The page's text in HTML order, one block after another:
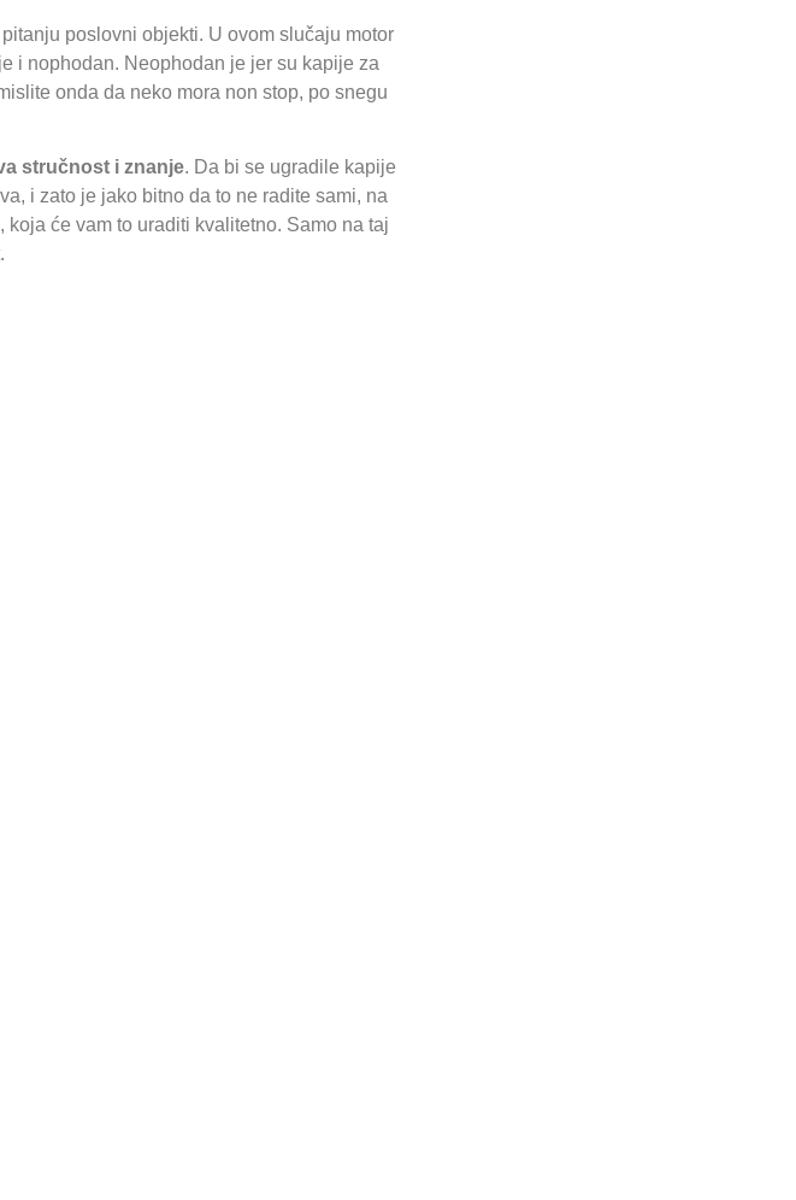
poslovni objekti. U ovom slučaju motor
i nophodan. Neophodan je jer su kapije za
onda da neko mora non stop, po snegu
stručnost i znanje. Da bi se ugradile kapije
i zato je jako bitno da to ne radite sami, na
će vam to uraditi kvalitetno. Samo na taj